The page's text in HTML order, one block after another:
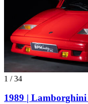
1 /34
1989 |